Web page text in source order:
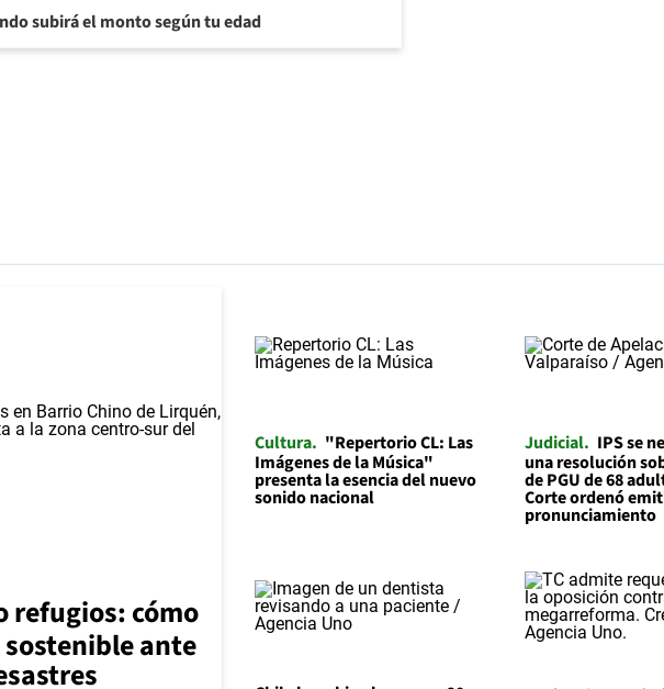
subirá el monto según tu edad
refugios: cómo
ante
Cultura
"Repertorio CL: Las
Imágenes de la Música"
presenta la esencia del nuevo
sonido nacional
Judicial IPS se
una resolución
de PGU de 68
Corte ordenó
pronunciamiento